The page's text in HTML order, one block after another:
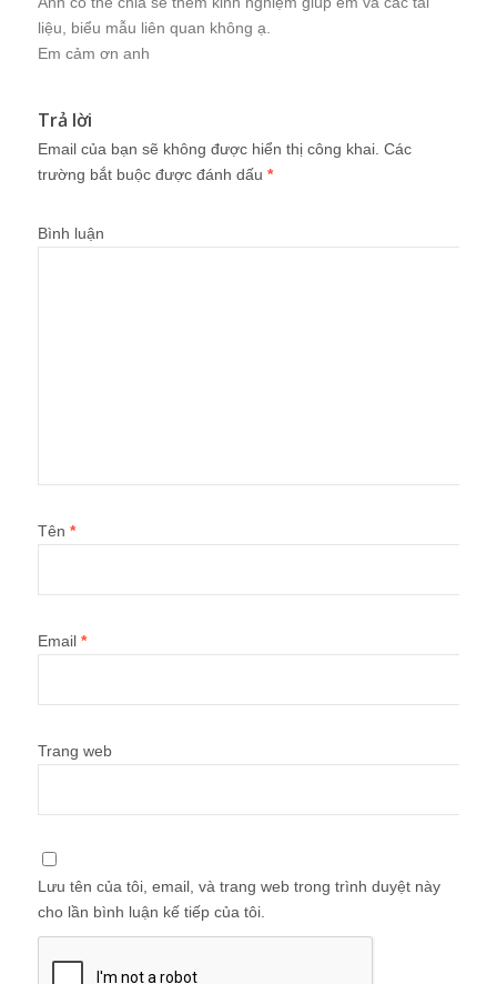
Email của bạn sẽ không được hiển thị công khai.
trường bắt buộc được đánh dấu
Lưu tên của tôi, email, và trang web trong trình duyệt này